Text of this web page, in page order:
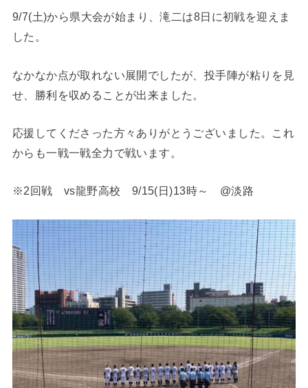
9/7(土)から県大会が始まり、滝二は8日に初戦を迎えま
した。
なかなか点が取れない展開でしたが、投手陣が粘りを見
せ、勝利を収めることが出来ました。
応援してくださった方々ありがとうございました。これ
からも一戦一戦全力で戦います。
※2回戦 vs龍野高校 9/15(日)13時～ @淡路